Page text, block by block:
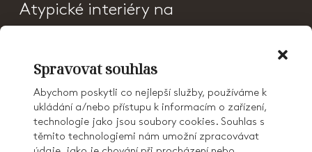
Spravovat souhlas
Abychom poskytli co nejlepší služby, používáme k
ukládání a/nebo přístupu k informacím o zařízení,
technologie jako jsou soubory cookies. Souhlas s
těmito technologiemi nám umožní zpracovávat
Atypické interiéry na
CENÍK
O NÁS
KONTAKT
KARIÉRA